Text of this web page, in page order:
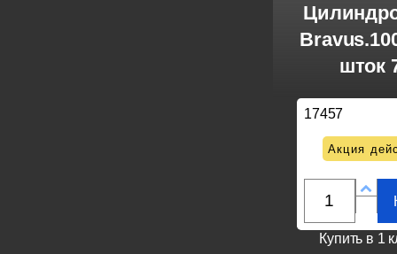
шток
17457
Акция
Купить в 1